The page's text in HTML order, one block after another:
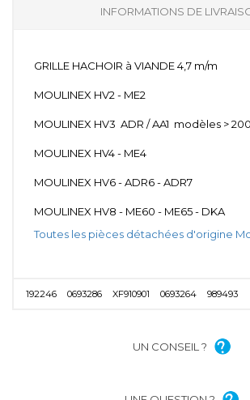
INFORMATIONS DE
GRILLE HACHOIR à VIANDE 4,7 m/m
MOULINEX HV2 - ME2
MOULINEX HV3 ADR / AA1 modèles >
MOULINEX HV4 - ME4
MOULINEX HV6 - ADR6 - ADR7
MOULINEX HV8 - ME60 - ME65 - DKA
Toutes les pièces détachées d'origine
192246 0693286 XF910901 0693264 989493
UN CONSEIL ?